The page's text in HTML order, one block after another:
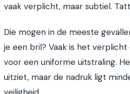
vaak verplicht, maar subtiel.
Die mogen in de meeste
je een bril? Vaak is het
voor een uniforme uitstraling.
uitziet, maar de nadruk ligt